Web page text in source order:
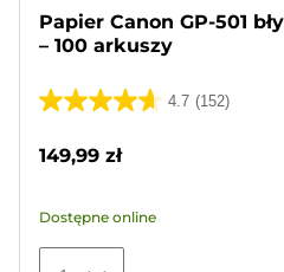
Papier Canon GP-501
– 100 arkuszy
4.7 (152)
4.7
152
Recenzji
149,99 zł
Dostępne online